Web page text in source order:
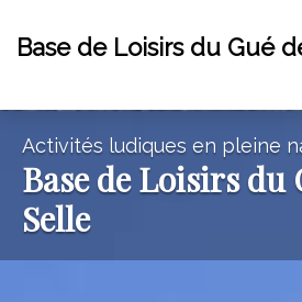
Base de Loisirs du Gué
Activités ludiques en pleine
Base de Loisirs du
Selle